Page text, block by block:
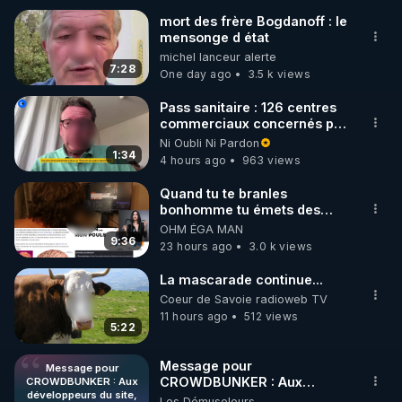
🌱 INSTAGRAM
https://www.instagram.com/rdlr_thierrycasasnovas/
http://rgnr.li/instagram
🌱 LA NEWSLETTER
Pour ne pas rater l’actualité RGNR (stages,
http://rgnr.li/news
🌱 VIDÉOS NON CENSURÉES SUR ODYSEE
Toutes les vidéos Youtube sont aussi sur la
http://rgnr.li/odysee
🌱 LES STAGES EN PRÉSENTIEL
7:28
mort des frère Bogdanoff : le
mensonge d état
michel lanceur alerte
One day ago
3.5 k views
1:34
Pass sanitaire : 126 centres
commerciaux concernés par
l'obligation dans toute la
France
Ni Oubli Ni Pardon
4 hours ago
963 views
9:36
Quand tu te branles
bonhomme tu émets des
ondes ils ont juste omis de
t'expliquer
OHM ÉGA MAN
23 hours ago
3.0 k views
5:22
La mascarade continue...
Coeur de Savoie radioweb TV
11 hours ago
512 views
Message pour
CROWDBUNKER : Aux
développeurs du site,
Message pour
CROWDBUNKER : Aux
développeurs du site,